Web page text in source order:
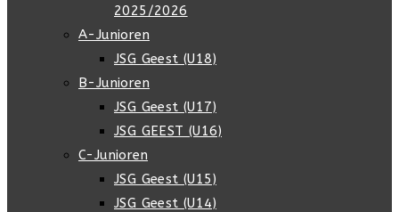
2025/2026
A-Junioren
JSG Geest (U18)
B-Junioren
JSG Geest (U17)
JSG GEEST (U16)
C-Junioren
JSG Geest (U15)
JSG Geest (U14)